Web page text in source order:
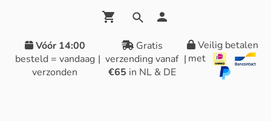
Vóór 14:00
besteld = vandaag
verzonden
|
Gratis
verzending vanaf
€65 in NL & DE
|
Veilig betalen
met